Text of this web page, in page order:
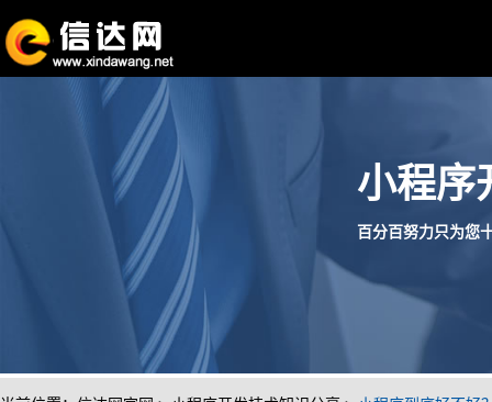
小程序
百分百努力只为您